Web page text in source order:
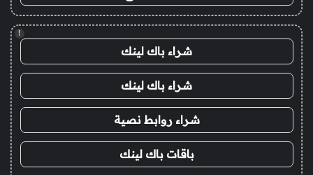
!
شراء باك لينك
شراء باك لينك
شراء روابط نصية
باقات باك لينك